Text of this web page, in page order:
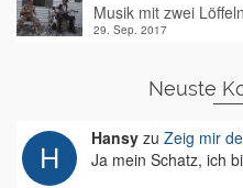
Musik mit zwei Löffeln
29. Sep. 2017
Neuste
Hansy zu Zeig mir
Ja mein Schatz, ich